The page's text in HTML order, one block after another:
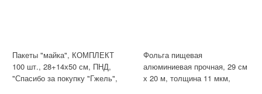
Пакеты "майка", КОМПЛЕКТ
100 шт., 28+14х50 см, ПНД,
"Спасибо за покупку "Гжель",
Фольга пищевая
алюминиевая прочная, 29 см
х 20 м, толщина 11 мкм,